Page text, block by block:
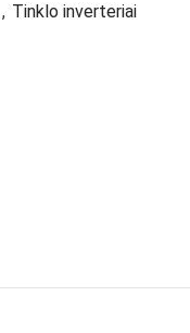
, Tinklo inverteriai